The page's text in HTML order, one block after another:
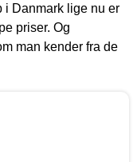
i Danmark lige nu er
priser. Og
man kender fra de